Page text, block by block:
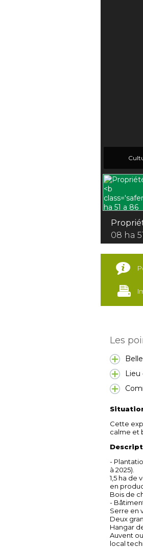
08 ha
Les
Lieu
Cette
calme et
-
à 2025).
1,5 ha de
en
Bois de
-
Serre en
Deux
Hangar
Auvent
local